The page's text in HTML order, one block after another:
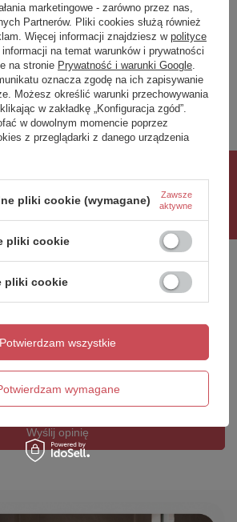
swoją opinię
Twoja ocena:
5/5
produktu:
Wyślij opinię
marketingowe - zarówno przez nas,
Partnerów. Pliki cookies służą również
Więcej informacji znajdziesz w polityce
informacji na temat warunków i prywatności
na stronie Prywatność i warunki Google
oznacza zgodę na ich zapisywanie
Możesz określić warunki przechowywania
w zakładkę „Konfiguracja zgód”.
w dowolnym momencie poprzez
z przeglądarki z danego urządzenia
pliki cookie (wymagane)
Zawsze
aktywne
pliki cookie
pliki cookie
wymagane
Potwierdzam wszystkie